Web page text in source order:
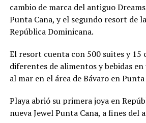
cambio de marca del antiguo
Punta Cana, y el segundo resort de
República Dominicana.
El resort cuenta con 500 suites y 15
diferentes de alimentos y bebidas
al mar en el área de Bávaro en Punta
Playa abrió su primera joya en
nueva Jewel Punta Cana, a fines del